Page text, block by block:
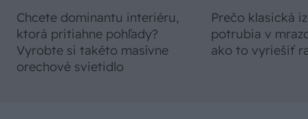
Chcete dominantu interiéru,
ktorá pritiahne pohľady?
Vyrobte si takéto masívne
orechové svietidlo
Prečo klasická
potrubia v
ako to vyriešiť